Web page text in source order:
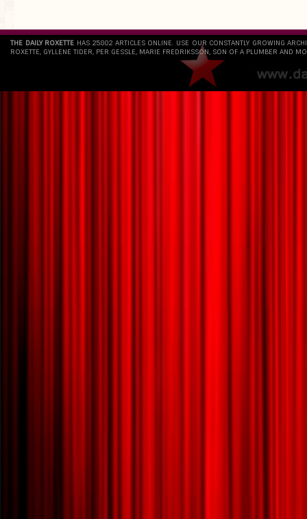
THE DAILY ROXETTE HAS 25802 ARTICLES ONLINE. USE OUR CONSTANTLY GROWING
ROXETTE, GYLLENE TIDER, PER GESSLE, MARIE FREDRIKSSON, SON OF A PLUMBER AND